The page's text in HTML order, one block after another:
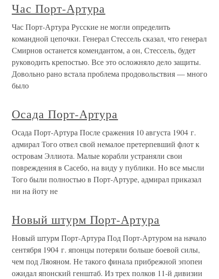
Час Порт-Артура
Час Порт-Артура Русские не могли определить
командной цепочки. Генерал Стессель сказал, что генерал
Смирнов останется комендантом, а он, Стессель, будет
руководить крепостью. Все это осложняло дело защиты.
Довольно рано встала проблема продовольствия — много
было
Осада Порт-Артура
Осада Порт-Артура После сражения 10 августа 1904 г.
адмирал Того отвел свой немалое претерпевший флот к
островам Эллиота. Малые корабли устраняли свои
повреждения в Сасебо, на виду у публики. Но все мысли
Того были полностью в Порт-Артуре, адмирал приказал
ни на йоту не
Новый штурм Порт-Артура
Новый штурм Порт-Артура Под Порт-Артуром на начало
сентября 1904 г. японцы потеряли больше боевой силы,
чем под Ляояном. Не такого финала прибрежной эпопеи
ожидал японский генштаб. Из трех полков 11-й дивизии